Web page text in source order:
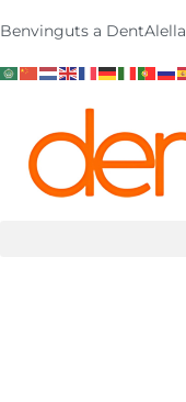
Benvinguts a DentAlella